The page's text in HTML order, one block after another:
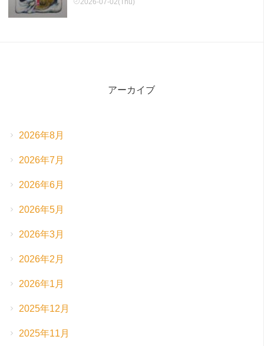
2026-07-02(Thu)
アーカイブ
2026年8月
2026年7月
2026年6月
2026年5月
2026年3月
2026年2月
2026年1月
2025年12月
2025年11月